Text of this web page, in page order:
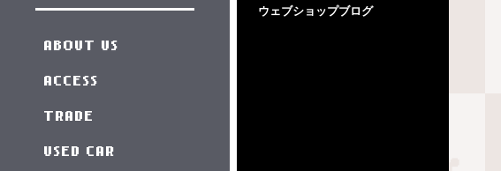
ウェブショップブログ
ABOUT US
ACCESS
TRADE
USED CAR